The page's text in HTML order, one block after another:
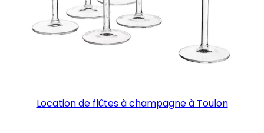
Location de flûtes à champagne à Toulon